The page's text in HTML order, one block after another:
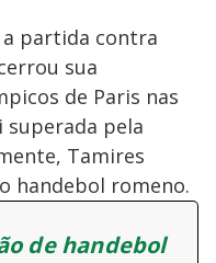
a partida contra
sua
de Paris nas
pela
Tamires
handebol romeno.
de handebol